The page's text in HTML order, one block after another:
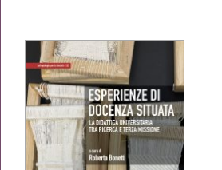
era:
€24,00.€22,80.